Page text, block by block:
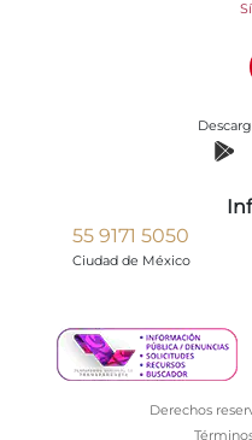
55 9171 5050
Ciudad de México
Derechos